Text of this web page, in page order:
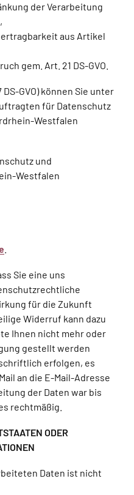
der Verarbeitung
aus Artikel
gem. Art. 21 DS-GVO.
GVO) können Sie unter
für Datenschutz
Westfalen
und
Westfalen
Sie eine uns
für die Zukunft
Widerruf kann dazu
Ihnen nicht mehr oder
gestellt werden
erfolgen, es
an die E-Mail-Adresse
der Daten war bis
rechtmäßig.
ODER
Daten ist nicht